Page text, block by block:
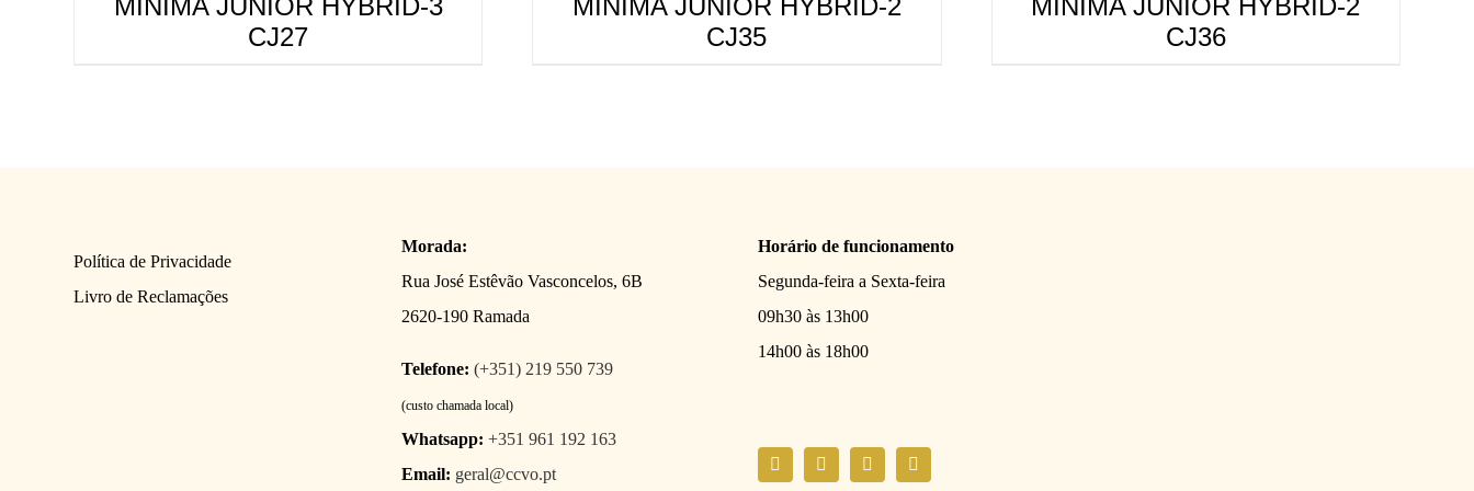
MINIMA JUNIOR HYBRID-3
CJ27
MINIMA JUNIOR HYBRID-2
CJ35
MINIMA JUNIOR HYBRID-2
CJ36
Política de Privacidade
Livro de Reclamações
Morada:
Rua José Estêvão Vasconcelos, 6B
2620-190 Ramada
Telefone: (+351) 219 550 739
(custo chamada local)
Whatsapp: +351 961 192 163
Email: geral@ccvo.pt
Horário de funcionamento
Segunda-feira a Sexta-feira
09h30 às 13h00
14h00 às 18h00